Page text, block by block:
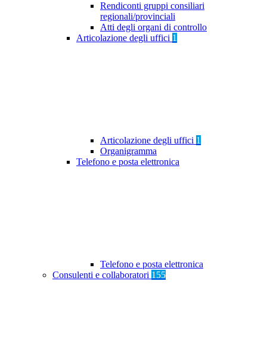
Rendiconti gruppi consiliari
regionali/provinciali
Atti degli organi di controllo
Articolazione degli uffici 1
Articolazione degli uffici 1
Organigramma
Telefono e posta elettronica
Telefono e posta elettronica
Consulenti e collaboratori 155